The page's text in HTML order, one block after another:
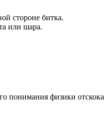
стороне битка.
или шара.
понимания физики